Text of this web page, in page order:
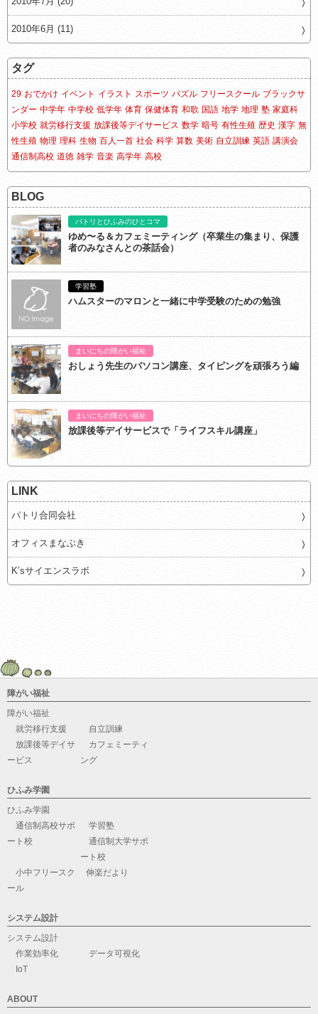
2010年6月 (11)
タグ
29 おでかけ イベント イラスト スポーツ パズル フリースクール ブラックサ
ンダー 中学年 中学校 低学年 体育 保健体育 和歌 国語 地学 地理 塾 家庭科
小学校 就労移行支援 放課後等デイサービス 数学 暗号 有性生殖 歴史 漢字 無
性生殖 物理 理科 生物 百人一首 社会 科学 算数 美術 自立訓練 英語 講演会
通信制高校 道徳 雑学 音楽 高学年 高校
BLOG
パトリとひふみのひとコマ
ゆめ〜る＆カフェミーティング（卒業生の集まり、保護
者のみなさんとの茶話会）
学習塾
ハムスターのマロンと一緒に中学受験のための勉強
まいにちの障がい福祉
おしょう先生のパソコン講座、タイピングを頑張ろう編
まいにちの障がい福祉
放課後等デイサービスで「ライフスキル講座」
LINK
パトリ合同会社
オフィスまなぶき
K’sサイエンスラボ
障がい福祉
障がい福祉
就労移行支援
自立訓練
放課後等デイサ
ービス
カフェミーティ
ング
ひふみ学園
ひふみ学園
通信制高校サポ
ート校
学習塾
通信制大学サポ
ート校
小中フリースク
ール
伸楽だより
システム設計
システム設計
作業効率化
データ可視化
IoT
ABOUT